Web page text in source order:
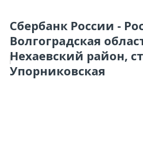
Сбербанк России -
Волгоградская
Нехаевский район,
Упорниковская